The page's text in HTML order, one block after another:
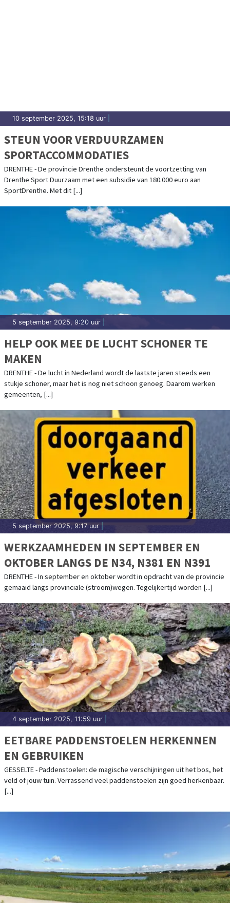
10 september 2025, 15:18 uur
STEUN VOOR VERDUURZAMEN
SPORTACCOMMODATIES
DRENTHE - De provincie Drenthe ondersteunt de voortzetting van
Drenthe Sport Duurzaam met een subsidie van 180.000 euro aan
SportDrenthe. Met dit [...]
5 september 2025, 9:20 uur
HELP OOK MEE DE LUCHT SCHONER TE
MAKEN
DRENTHE - De lucht in Nederland wordt de laatste jaren steeds een
stukje schoner, maar het is nog niet schoon genoeg. Daarom werken
gemeenten, [...]
5 september 2025, 9:17 uur
WERKZAAMHEDEN IN SEPTEMBER EN
OKTOBER LANGS DE N34, N381 EN N391
DRENTHE - In september en oktober wordt in opdracht van de provincie
gemaaid langs provinciale (stroom)wegen. Tegelijkertijd worden [...]
4 september 2025, 11:59 uur
EETBARE PADDENSTOELEN HERKENNEN
EN GEBRUIKEN
GESSELTE - Paddenstoelen: de magische verschijningen uit het bos, het
veld of jouw tuin. Verrassend veel paddenstoelen zijn goed herkenbaar.
[...]